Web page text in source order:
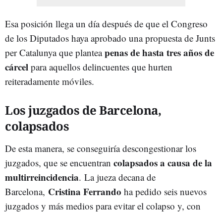
Esa posición llega un día después de que el Congreso
de los Diputados haya aprobado una propuesta de Junts
per Catalunya que planteapenas de hasta tres años de
cárcel para aquellos delincuentes que hurten
reiteradamente móviles.
Los juzgados de Barcelona,
colapsados
De esta manera, se conseguiría descongestionar los
juzgados, que se encuentran colapsados a causa de la
multirreincidencia. La jueza decana de
Barcelona, Cristina Ferrando ha pedido seis nuevos
juzgados y más medios para evitar el colapso y, con